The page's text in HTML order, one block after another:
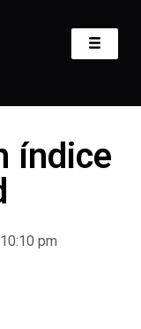
índice
10:10 pm